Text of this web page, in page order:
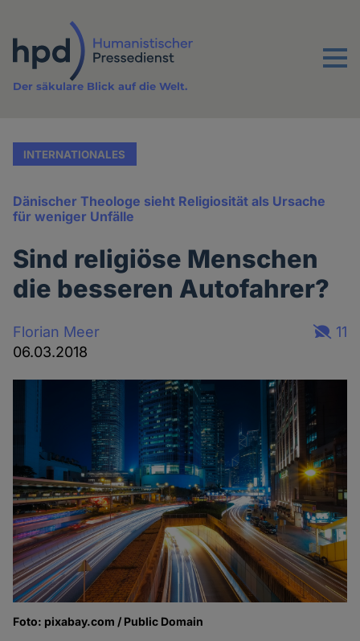
Inhalt
Menu
Der säkulare Blick auf die Welt.
INTERNATIONALES
Dänischer Theologe sieht Religiosität als Ursache
für weniger Unfälle
Sind religiöse Menschen
die besseren Autofahrer?
Florian Meer
06.03.2018
11
Foto: pixabay.com / Public Domain